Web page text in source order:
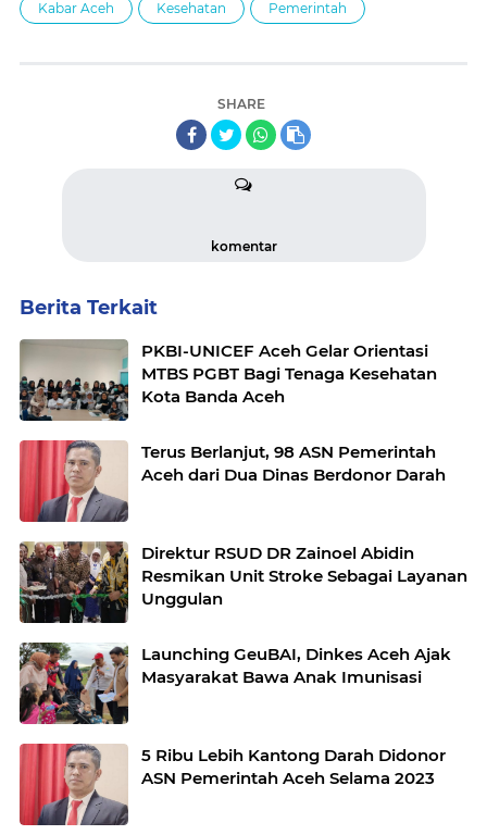
Kabar Aceh Kesehatan Pemerintah
SHARE
komentar
Berita Terkait
PKBI-UNICEF Aceh Gelar Orientasi
MTBS PGBT Bagi Tenaga Kesehatan
Kota Banda Aceh
Terus Berlanjut, 98 ASN Pemerintah
Aceh dari Dua Dinas Berdonor Darah
Direktur RSUD DR Zainoel Abidin
Resmikan Unit Stroke Sebagai Layanan
Unggulan
Launching GeuBAI, Dinkes Aceh Ajak
Masyarakat Bawa Anak Imunisasi
5 Ribu Lebih Kantong Darah Didonor
ASN Pemerintah Aceh Selama 2023